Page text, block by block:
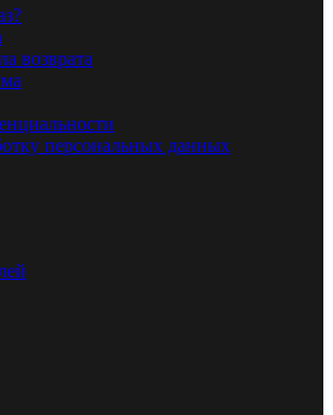
возврата
персональных данных